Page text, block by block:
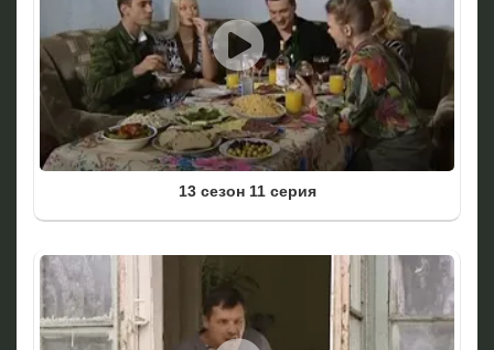
13 сезон 11 серия